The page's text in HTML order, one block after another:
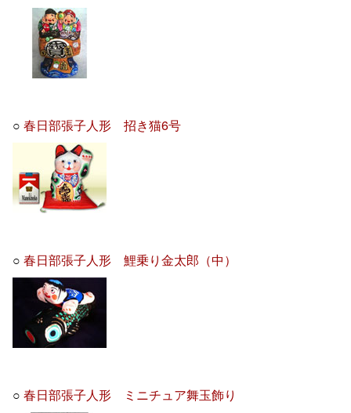
○春日部張子人形 招き猫6号
○春日部張子人形 鯉乗り金太郎（中）
○春日部張子人形 ミニチュア舞玉飾り